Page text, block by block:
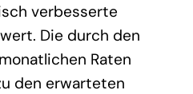
verbesserte
Die durch den
Raten
den erwarteten